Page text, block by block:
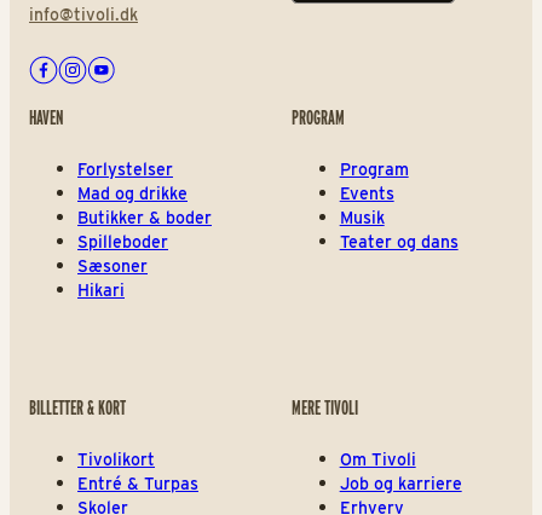
info@tivoli.dk
Facebook
Instagram
Youtube
HAVEN
Forlystelser
Mad og drikke
Butikker & boder
Spilleboder
Sæsoner
Hikari
PROGRAM
Program
Events
Musik
Teater og dans
BILLETTER & KORT
Tivolikort
Entré & Turpas
Skoler
MERE TIVOLI
Om Tivoli
Job og karriere
Erhverv